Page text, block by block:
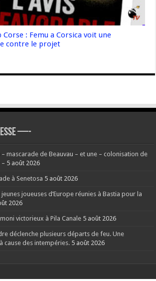
Corse : Femu a Corsica voit une
contre le projet
—-
– mascarade de Beauvau – et une – colonisation de
5 août 2026
à Senetosa 5 août 2026
joueuses d’Europe réunies à Bastia pour la
2026
victorieux à Pila Canale 5 août 2026
déclenche plusieurs départs de feu. Une
cause des intempéries. 5 août 2026